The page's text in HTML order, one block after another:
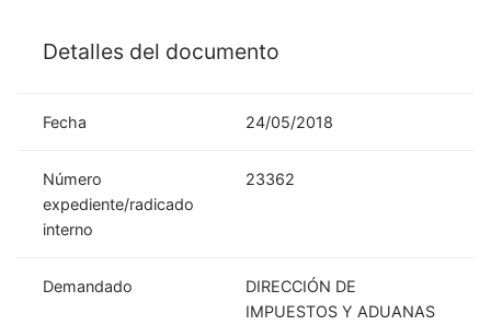
Detalles del documento
Fecha 24/05/2018
Número
expediente/radicado
interno
23362
Demandado
DIRECCIÓN DE
IMPUESTOS Y ADUANAS